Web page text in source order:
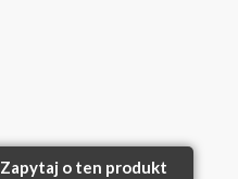
Zapytaj o ten produkt